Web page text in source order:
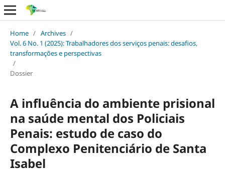
Home / Archives /
Vol. 6 No. 1 (2025): Trabalhadores dos serviços penais: desafios,
transformações e perspectivas
/
Dossier
A influência do ambiente prisional
na saúde mental dos Policiais
Penais: estudo de caso do
Complexo Penitenciário de Santa
Isabel